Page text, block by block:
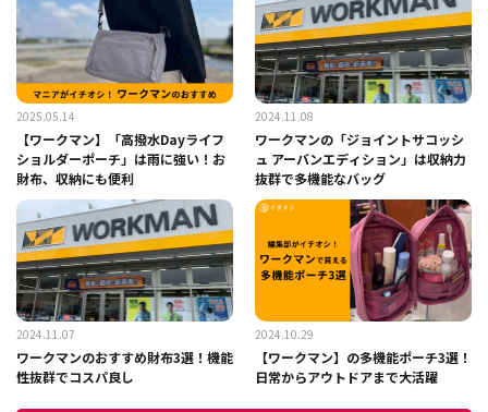
2025.05.14
【ワークマン】「高撥水Dayライフ
ショルダーポーチ」は雨に強い！お
財布、収納にも便利
2024.11.08
ワークマンの「ジョイントサコッシ
ュ アーバンエディション」は収納力
抜群で多機能なバッグ
2024.11.07
ワークマンのおすすめ財布3選！機能
性抜群でコスパ良し
2024.10.29
【ワークマン】の多機能ポーチ3選！
日常からアウトドアまで大活躍